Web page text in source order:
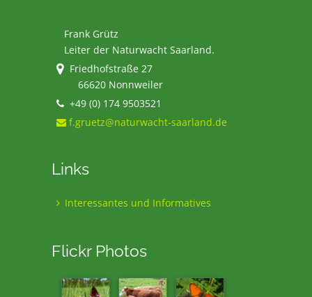
Frank Grütz
Leiter der Naturwacht Saarland.
Friedhofstraße 27
66620 Nonnweiler
+49 (0) 174 9503521
f.gruetz@naturwacht-saarland.de
Links
Interessantes und Informatives
Flickr Photos